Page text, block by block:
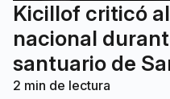
Kicillof criticó
nacional
santuario de
2 min de lectura